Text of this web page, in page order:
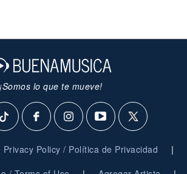
¡Somos lo que te mueve!
Privacy Policy / Política de Privacidad |